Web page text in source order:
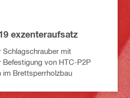
exzenteraufsatz
Schlagschrauber mit
Befestigung von HTC-P2P
im Brettsperrholzbau